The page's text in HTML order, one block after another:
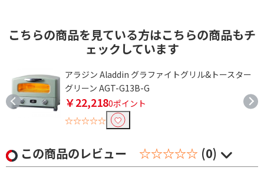
こちらの商品を見ている方はこちらの商品もチ
ェックしています
アラジン Aladdin グラファイトグリル&トースター
グリーン AGT-G13B-G
￥22,2180ポイント
☆☆☆☆☆
この商品のレビュー ☆☆☆☆☆ (0)